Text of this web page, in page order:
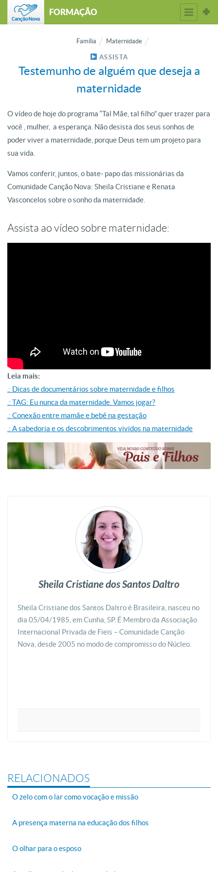
FORMAÇÃO
Família Maternidade
ASSISTA
Testemunho de alguém que deseja a
maternidade
O vídeo de hoje do programa “Tal Mãe, tal filho” quer trazer para
você , mulher, a esperança. Não desista dos seus sonhos de
poder viver a maternidade, porque Deus tem um projeto para
sua vida.
Vamos conferir, juntos, o bate- papo das missionárias da
Comunidade Canção Nova: Sheila Cristiane e Renata
Vasconcelos sobre o sonho da maternidade.
Assista ao vídeo sobre maternidade:
Leia mais:
.: Dicas de documentários sobre maternidade e filhos
.: TAG: Eu nunca da maternidade. Vamos jogar?
.: Conexão entre mamãe e bebê na gestação
.: A sabedoria e os descobrimentos vividos na maternidade
Sheila Cristiane dos Santos Daltro
Sheila Cristiane dos Santos Daltro é Brasileira, nasceu no
dia 05/04/1985, em Cunha, SP. É Membro da Associação
Internacional Privada de Fieis – Comunidade Canção
Nova, desde 2005 no modo de compromisso do Núcleo.
RELACIONADOS
O zelo com o lar como vocação e missão
A presença materna na educação dos filhos
O olhar para o esposo